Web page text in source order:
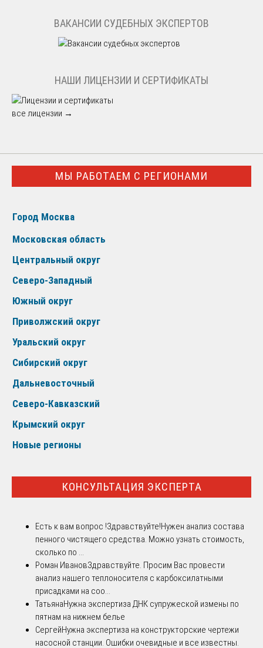
ВАКАНСИИ СУДЕБНЫХ ЭКСПЕРТОВ
НАШИ ЛИЦЕНЗИИ И СЕРТИФИКАТЫ
все лицензии →
МЫ РАБОТАЕМ С РЕГИОНАМИ
Город Москва
Московская область
Центральный округ
Северо-Западный
Южный округ
Приволжский округ
Уральский округ
Сибирский округ
Дальневосточный
Северо-Кавказский
Крымский округ
Новые регионы
КОНСУЛЬТАЦИЯ ЭКСПЕРТА
Есть к вам вопрос !Здравствуйте!Нужен анализ состава
пенного чистящего средства. Можно узнать стоимость,
сколько по ...
Роман ИвановЗдравствуйте. Просим Вас провести
анализ нашего теплоносителя с карбоксилатными
присадками на соо...
ТатьянаНужна экспертиза ДНК супружеской измены по
пятнам на нижнем белье
СергейНужна экспертиза на конструкторские чертежи
насосной станции. Ошибки очевидные и все известны.